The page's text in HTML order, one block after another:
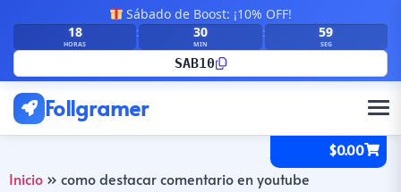
Sábado de Boost: ¡10% OFF!
18
HORAS
: 30
MIN
: 59
SEG
SAB10
Follgramer
$0.00
Inicio » como destacar comentario en youtube